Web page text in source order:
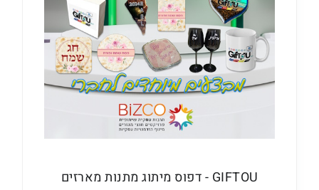
GIFTOU - דפוס מיתוג מתנות מארזים